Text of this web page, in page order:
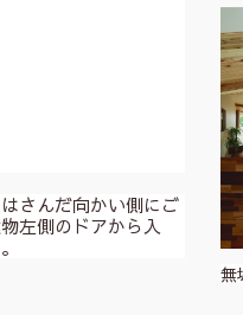
さんだ向かい側にご
左側のドアから入
無